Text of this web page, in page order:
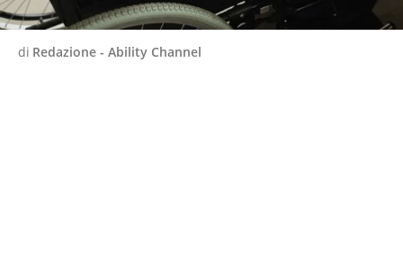
di Redazione - Ability Channel